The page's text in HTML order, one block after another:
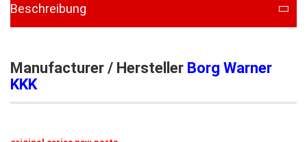
Beschreibung
Manufacturer / Hersteller Borg Warner
KKK